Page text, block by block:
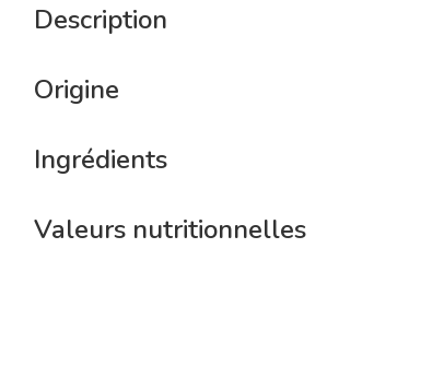
Description
Origine
Ingrédients
Valeurs nutritionnelles